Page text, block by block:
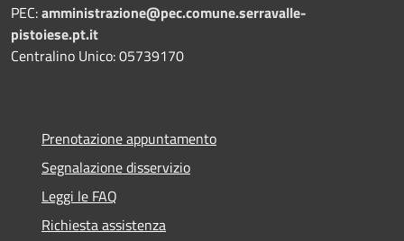
PEC:amministrazione@pec.comune.serravalle-
pistoiese.pt.it
Centralino Unico: 05739170
Prenotazione appuntamento
Segnalazione disservizio
Leggi le FAQ
Richiesta assistenza